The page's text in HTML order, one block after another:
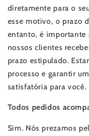
diretamente para o
esse motivo, o prazo
entanto, é importante
nossos clientes
prazo estipulado.
processo e garantir
satisfatória para você.
Todos pedidos
Sim. Nós prezamos